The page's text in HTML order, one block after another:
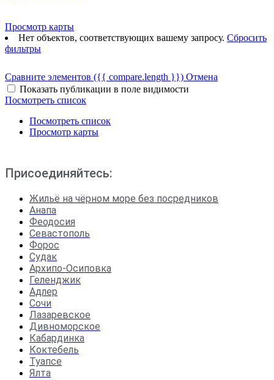
Просмотр карты
Нет объектов, соответствующих вашему запросу. Сбросить
фильтры
Сравните элементов ({{ compare.length }}) Отмена
Показать публикации в поле видимости
Посмотреть список
Посмотреть список
Просмотр карты
Присоединяйтесь:
Жильё на чёрном море без посредников
Анапа
Феодосия
Севастополь
Форос
Судак
Архипо-Осиповка
Геленджик
Адлер
Сочи
Лазаревское
Дивноморское
Кабардинка
Коктебель
Туапсе
Ялта